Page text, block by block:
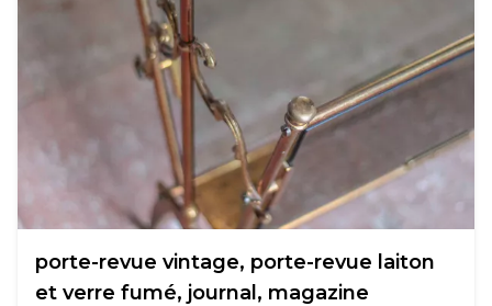
porte-revue vintage, porte-revue laiton
et verre fumé, journal, magazine